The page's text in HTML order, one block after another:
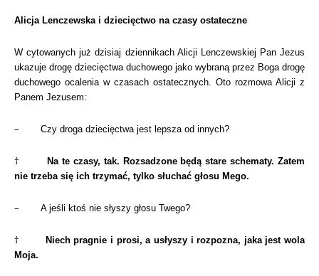
Alicja Lenczewska i dziecięctwo na czasy ostateczne
W cytowanych już dzisiaj dziennikach Alicji Lenczewskiej Pan Jezus
ukazuje drogę dziecięctwa duchowego jako wybraną przez Boga drogę
duchowego ocalenia w czasach ostatecznych. Oto rozmowa Alicji z
Panem Jezusem:
– Czy droga dziecięctwa jest lepsza od innych?
†Na te czasy, tak. Rozsadzone będą stare schematy. Zatem
nie trzeba się ich trzymać, tylko słuchać głosu Mego.
– A jeśli ktoś nie słyszy głosu Twego?
†
Niech pragnie i prosi, a usłyszy i rozpozna, jaka jest wola
Moja.